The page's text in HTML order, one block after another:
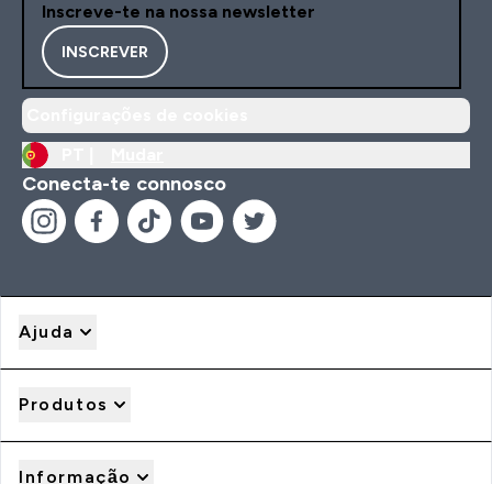
Inscreve-te na nossa newsletter
INSCREVER
Conecta-te connosco
Ajuda
Produtos
Informação